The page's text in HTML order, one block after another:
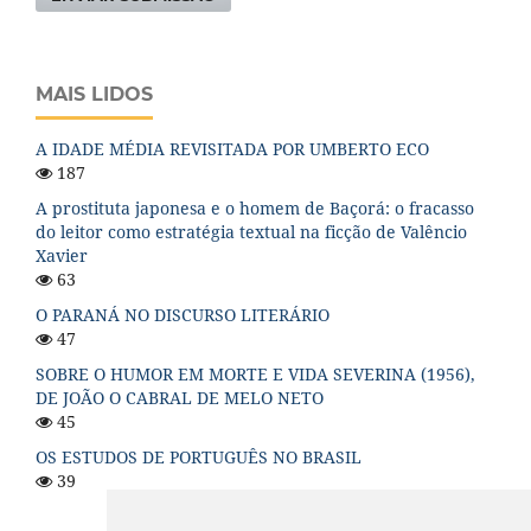
MAIS LIDOS
A IDADE MÉDIA REVISITADA POR UMBERTO ECO
187
A prostituta japonesa e o homem de Baçorá: o fracasso
do leitor como estratégia textual na ficção de Valêncio
Xavier
63
O PARANÁ NO DISCURSO LITERÁRIO
47
SOBRE O HUMOR EM MORTE E VIDA SEVERINA (1956),
DE JOÃO O CABRAL DE MELO NETO
45
OS ESTUDOS DE PORTUGUÊS NO BRASIL
39